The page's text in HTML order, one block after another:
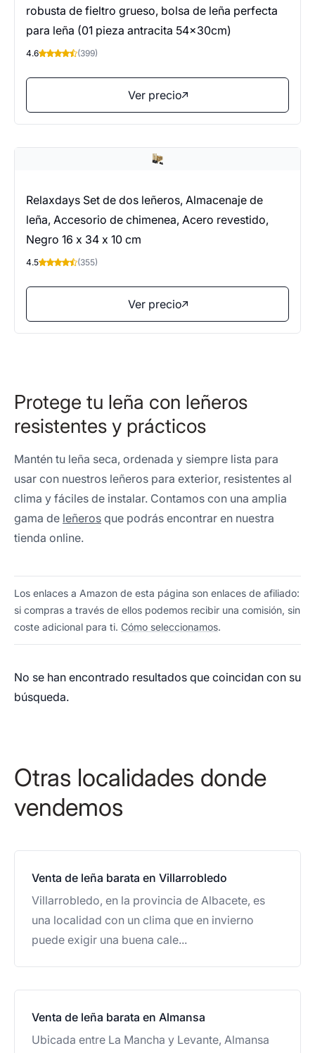
robusta de fieltro grueso, bolsa de leña perfecta
para leña (01 pieza antracita 54x30cm)
4.6 (399)
Ver precio
Relaxdays Set de dos leñeros, Almacenaje de
leña, Accesorio de chimenea, Acero revestido,
Negro 16 x 34 x 10 cm
4.5 (355)
Ver precio
Protege tu leña con leñeros
resistentes y prácticos
Mantén tu leña seca, ordenada y siempre lista para
usar con nuestros leñeros para exterior, resistentes al
clima y fáciles de instalar. Contamos con una amplia
gama de leñeros que podrás encontrar en nuestra
tienda online.
Los enlaces a Amazon de esta página son enlaces de afiliado:
si compras a través de ellos podemos recibir una comisión, sin
coste adicional para ti. Cómo seleccionamos.
No se han encontrado resultados que coincidan con su
búsqueda.
Otras localidades donde
vendemos
Venta de leña barata en Villarrobledo
Villarrobledo, en la provincia de Albacete, es
una localidad con un clima que en invierno
puede exigir una buena cale...
Venta de leña barata en Almansa
Ubicada entre La Mancha y Levante, Almansa